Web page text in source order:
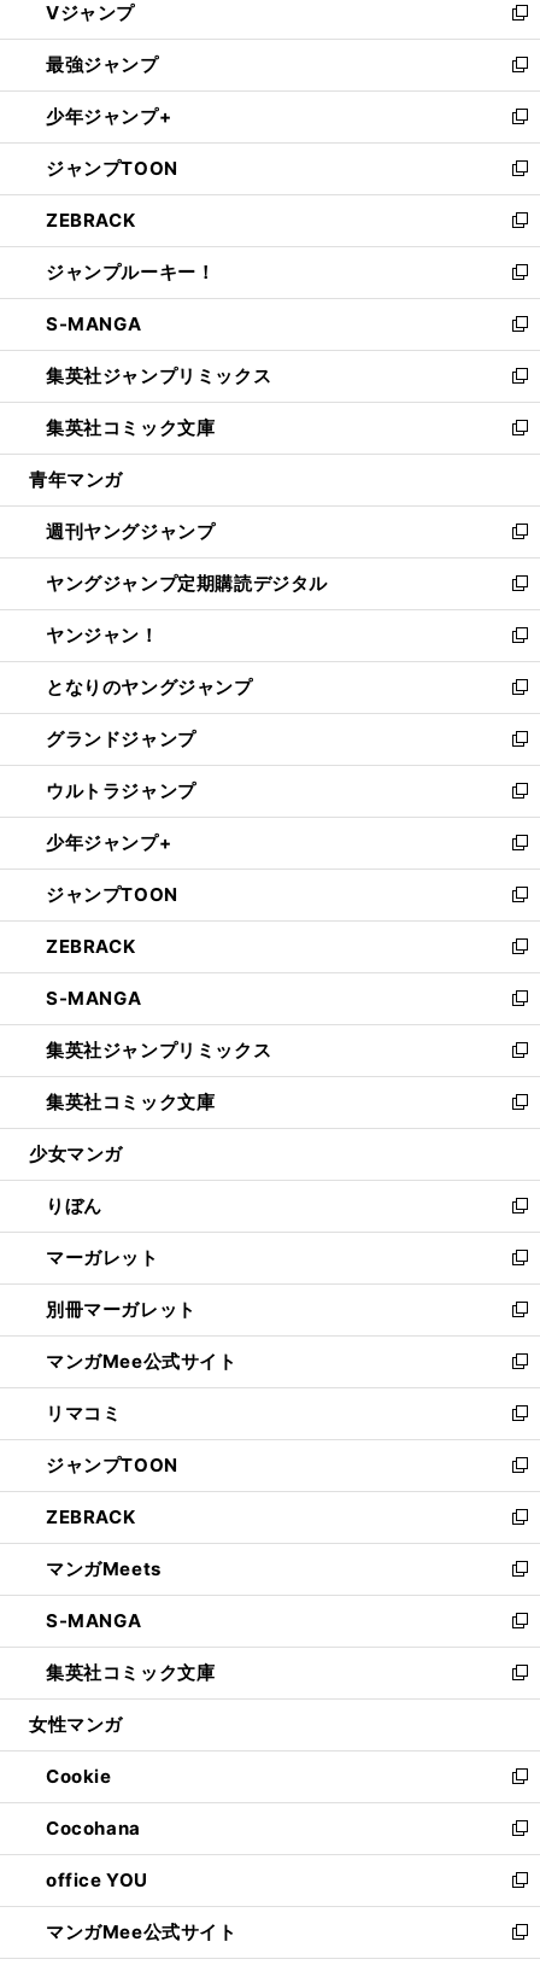
ィ
ン
ド
ウ
で
開
く
い
ウ
ィ
ン
ド
ウ
で
開
く
Vジャンプ
新
し
い
ウ
ィ
ン
ド
ウ
で
開
く
最強ジャンプ
新
し
い
ウ
ィ
ン
ド
ウ
で
開
く
少年ジャンプ+
新
し
い
ウ
ィ
ン
ド
ウ
で
開
く
ジャンプTOON
新
し
い
ウ
ィ
ン
ド
ウ
で
開
く
ZEBRACK
新
し
い
ウ
ィ
ン
ド
ウ
で
開
ジャンプルーキー！
新
し
い
ウ
ィ
ン
ド
ウ
開
く
S-MANGA
新
し
い
ウ
ィ
ン
ウ
で
開
く
集英社ジャンプリミックス
新
し
い
ウ
ン
ド
ウ
で
開
く
集英社コミック文庫
新
し
ウ
ィ
ン
ド
ウ
で
開
く
青年マンガ
週刊ヤングジャンプ
新
し
い
ウ
ィ
ン
ド
ウ
で
開
く
ヤングジャンプ定期購読デジタル
新
し
い
ウ
ィ
ン
ド
ウ
で
開
く
ヤンジャン！
新
し
い
ウ
ィ
ン
ド
ウ
で
開
く
となりのヤングジャンプ
新
し
い
ウ
ィ
ン
ド
ウ
で
開
く
グランドジャンプ
新
し
い
ウ
ィ
ン
ド
ウ
で
開
く
ウルトラジャンプ
新
し
い
ウ
ィ
ン
ド
ウ
で
開
く
少年ジャンプ+
新
し
い
ウ
ィ
ン
ド
ウ
で
開
く
ジャンプTOON
新
し
い
ウ
ィ
ン
ド
ウ
で
開
ZEBRACK
新
し
い
ウ
ィ
ン
ド
ウ
開
く
S-MANGA
新
し
い
ウ
ィ
ン
ウ
で
開
く
集英社ジャンプリミックス
新
し
い
ウ
ン
ド
ウ
で
開
く
集英社コミック文庫
新
し
ウ
ィ
ン
ド
ウ
で
開
く
少女マンガ
りぼん
新
し
い
ウ
ィ
ン
ド
ウ
で
開
く
マーガレット
新
し
い
ウ
ィ
ン
ド
ウ
で
開
く
別冊マーガレット
新
し
い
ウ
ィ
ン
ド
ウ
で
開
く
マンガMee公式サイト
新
し
い
ウ
ィ
ン
ド
ウ
で
開
く
リマコミ
新
し
い
ウ
ィ
ン
ド
ウ
で
開
く
ジャンプTOON
新
し
い
ウ
ィ
ン
ド
ウ
で
開
ZEBRACK
新
し
い
ウ
ィ
ン
ド
ウ
開
く
マンガMeets
新
し
い
ウ
ィ
ン
ウ
で
開
く
S-MANGA
新
し
い
ウ
ン
ド
ウ
で
開
く
集英社コミック文庫
新
し
ウ
ィ
ン
ド
ウ
で
開
く
女性マンガ
Cookie
新
し
い
ウ
ィ
ン
ド
ウ
Cocohana
新
し
い
ウ
ィ
ン
office YOU
新
し
い
マンガMee公式サイト
新